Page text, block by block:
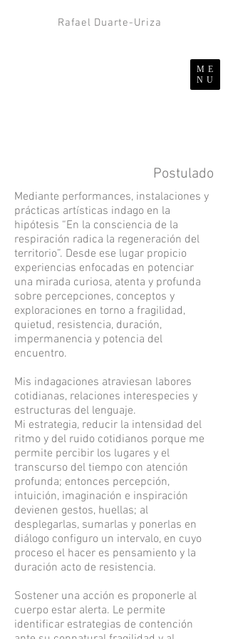
ME
NU
Rafael Duarte-Uriza
Postulado
Mediante performances, instalaciones y
prácticas artísticas indago en la
hipótesis “En la consciencia de la
respiración radica la regeneración del
territorio”. Desde ese lugar propicio
experiencias enfocadas en potenciar
una mirada curiosa, atenta y profunda
sobre percepciones, conceptos y
exploraciones en torno a fragilidad,
quietud, resistencia, duración,
impermanencia y potencia del
encuentro.
Mis indagaciones atraviesan labores
cotidianas, relaciones interespecies y
estructuras del lenguaje.
Mi estrategia, reducir la intensidad del
ritmo y del ruido cotidianos porque me
permite percibir los lugares y el
transcurso del tiempo con atención
profunda; entonces percepción,
intuición, imaginación e inspiración
devienen gestos, huellas; al
desplegarlas, sumarlas y ponerlas en
diálogo configuro un intervalo, en cuyo
proceso el hacer es pensamiento y la
duración acto de resistencia.
Sostener una acción es proponerle al
cuerpo estar alerta. Le permite
identificar estrategias de contención